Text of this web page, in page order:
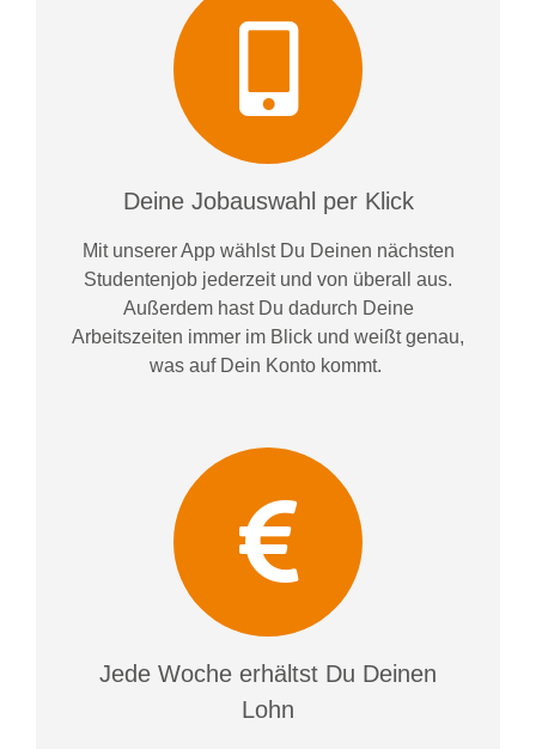
Deine Jobauswahl per Klick
Mit unserer App wählst Du Deinen nächsten
Studentenjob jederzeit und von überall aus.
Außerdem hast Du dadurch Deine
Arbeitszeiten immer im Blick und weißtgenau,
was auf Dein Konto kommt.
Jede Woche erhältst Du Deinen
Lohn